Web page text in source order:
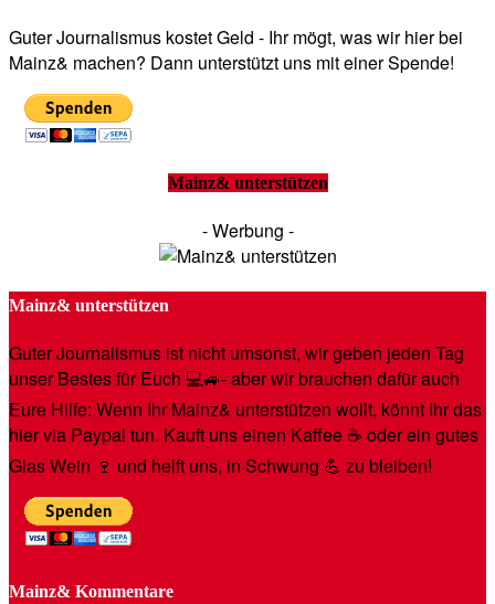
Guter Journalismus kostet Geld - Ihr mögt, was wir hier bei
Mainz& machen? Dann unterstützt uns mit einer Spende!
Mainz& unterstützen
- Werbung -
Mainz& unterstützen
Guter Journalismus ist nicht umsonst, wir geben jeden Tag
unser Bestes für Euch 💻🚙- aber wir brauchen dafür auch
Eure Hilfe: Wenn Ihr Mainz& unterstützen wollt, könnt Ihr das
hier via Paypal tun. Kauft uns einen Kaffee ☕️ oder ein gutes
Glas Wein 🍷 und helft uns, in Schwung 💪 zu bleiben!
Mainz& Kommentare